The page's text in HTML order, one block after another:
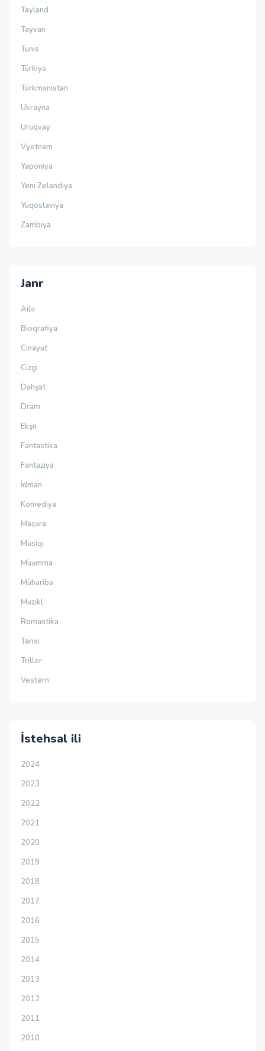
Tayland
Tayvan
Tunis
Türkiyə
Türkmənistan
Ukrayna
Uruqvay
Vyetnam
Yaponiya
Yeni Zelandiya
Yuqoslaviya
Zambiya
Janr
Ailə
Bioqrafiya
Cinayət
Cizgi
Dəhşət
Dram
Ekşn
Fantastika
Fantaziya
İdman
Komediya
Macəra
Musiqi
Müəmma
Müharibə
Müzikl
Romantika
Tarixi
Triller
Vestern
İstehsal ili
2024
2023
2022
2021
2020
2019
2018
2017
2016
2015
2014
2013
2012
2011
2010